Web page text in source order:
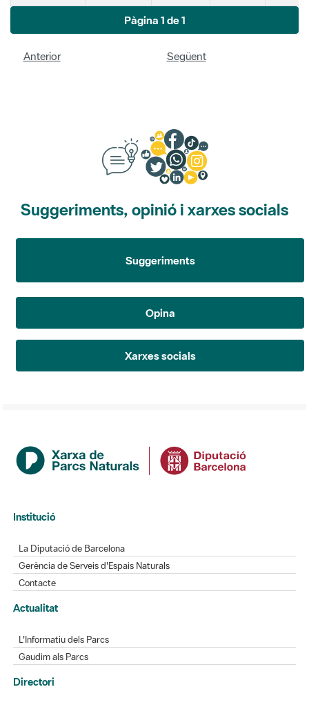
Pàgina 1 de 1
Anterior Següent
Suggeriments, opinió i xarxes socials
Suggeriments
Opina
Xarxes socials
Institució
La Diputació de Barcelona
Gerència de Serveis d'Espais Naturals
Contacte
Actualitat
L'Informatiu dels Parcs
Gaudim als Parcs
Directori